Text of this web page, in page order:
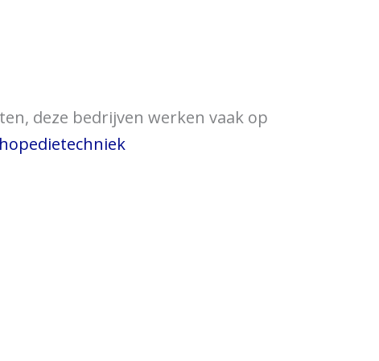
deze bedrijven werken vaak op